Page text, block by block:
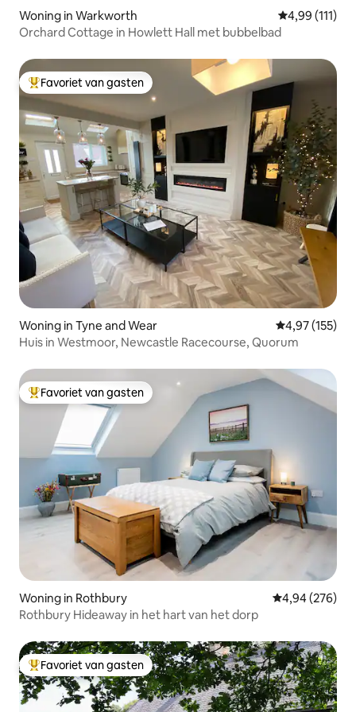
Woning in Warkworth Gemiddelde
4,99 (111)
Orchard Cottage in Howlett Hall met bubbelbad
Topfavoriet van gasten
Favoriet van gasten
Woning in Tyne and Wear Gemiddelde
4,97 (155)
Huis in Westmoor, Newcastle Racecourse, Quorum
Topfavoriet van gasten
Favoriet van gasten
Woning in Rothbury Gemiddelde
4,94 (276)
Rothbury Hideaway in het hart van het dorp
Topfavoriet van gasten
Favoriet van gasten